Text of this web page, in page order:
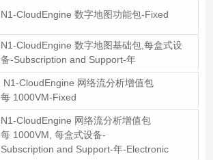
N1-CloudEngine 数字地图功能包-Fixed
N1-CloudEngine 数字地图基础包,每盒式设
备-Subscription and Support-年
N1-CloudEngine 网络流分析增值包
每 1000VM-Fixed
N1-CloudEngine 网络流分析增值包
每 1000VM, 每盒式设备-
Subscription and Support-年-Electronic